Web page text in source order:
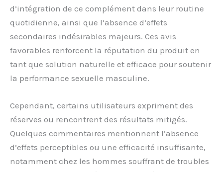
d’intégration de ce complément dans leur routine
quotidienne, ainsi que l’absence d’effets
secondaires indésirables majeurs. Ces avis
favorables renforcent la réputation du produit en
tant que solution naturelle et efficace pour soutenir
la performance sexuelle masculine.
Cependant, certains utilisateurs expriment des
réserves ou rencontrent des résultats mitigés.
Quelques commentaires mentionnent l’absence
d’effets perceptibles ou une efficacité insuffisante,
notamment chez les hommes souffrant de troubles